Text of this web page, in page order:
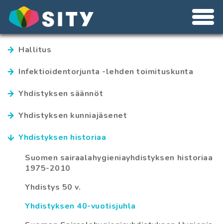
Hallitus
Infektioidentorjunta -lehden toimituskunta
Yhdistyksen säännöt
Yhdistyksen kunniajäsenet
Yhdistyksen historiaa
Suomen sairaalahygieniayhdistyksen historiaa
1975-2010
Yhdistys 50 v.
Yhdistyksen 40-vuotisjuhla